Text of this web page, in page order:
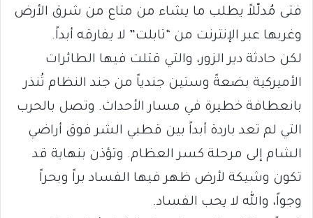
فتى مُدلّلاً يطلب ما يشاء من متاع من شرق الأرض
وغربها عبر الإنترنت من “تابلت” لا يفارقه أبداً.
لكن حادثة دير الزور، والتي قتلت فيها الطائرات
الأميركية بضعةً وستين جندياً من جند النظام تُنذر
بانعطافة خطيرة في مسار الأحداث. وتصل بالحرب
التي لم تعد باردة أبداً بين قطبي الشر فوق أراضي
الشام إلى مرحلة كسر العظام. وتؤذن بنهاية قد
تكون وشيكة لأرض ظهر فيها الفساد براً وبحراً
وجواً، والله لا يحب الفساد.